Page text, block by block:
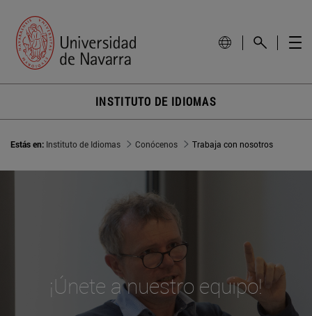
INSTITUTO DE IDIOMAS
Estás en: Instituto de Idiomas Conócenos Trabaja con nosotros
¡Únete a nuestro equipo!